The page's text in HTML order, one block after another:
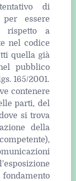
di
essere
rispetto a
nel codice
quella già
pubblico
165/2001.
contenere
parti, del
si trova
della